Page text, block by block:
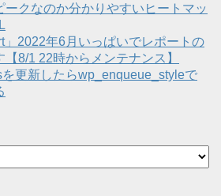
クなのか分かりやすいヒートマッ
」2022年6月いっぱいでレポートの
8/1 22時からメンテナンス】
更新したらwp_enqueue_styleで